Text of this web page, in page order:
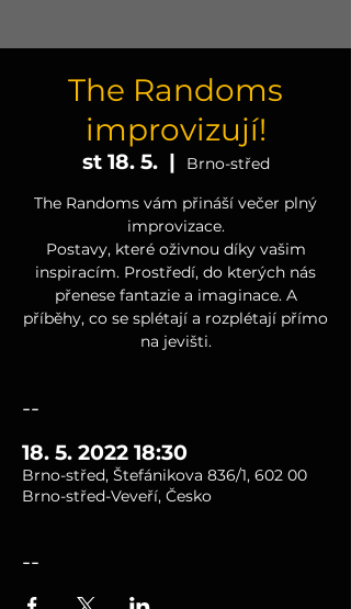
The Randoms
improvizují!
st 18. 5.
  |
Brno-střed
The Randoms vám přináší večer plný
improvizace.
Postavy, které oživnou díky vašim
inspiracím. Prostředí, do kterých nás
přenese fantazie a imaginace. A
příběhy, co se splétají a rozplétají přímo
na jevišti.
--
18. 5. 2022 18:30
Brno-střed, Štefánikova 836/1, 602 00
Brno-střed-Veveří, Česko
--